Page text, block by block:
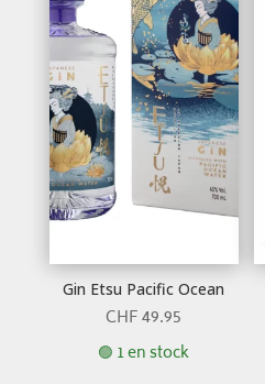
Gin Etsu Pacific Ocean
CHF49.95
🟢 1 en stock